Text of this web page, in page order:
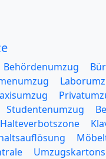
Behördenumzug
Studentenumzug
Halteverbotszone
Umzugskartons